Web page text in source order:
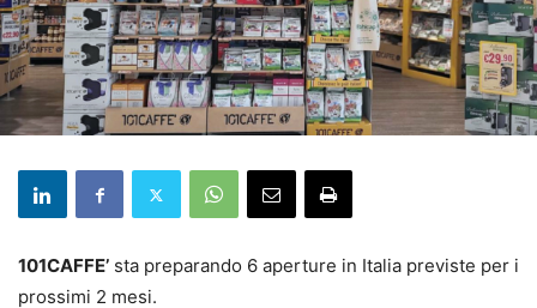
101CAFFE’ sta preparando 6 aperture in Italia previste per i
prossimi 2 mesi.